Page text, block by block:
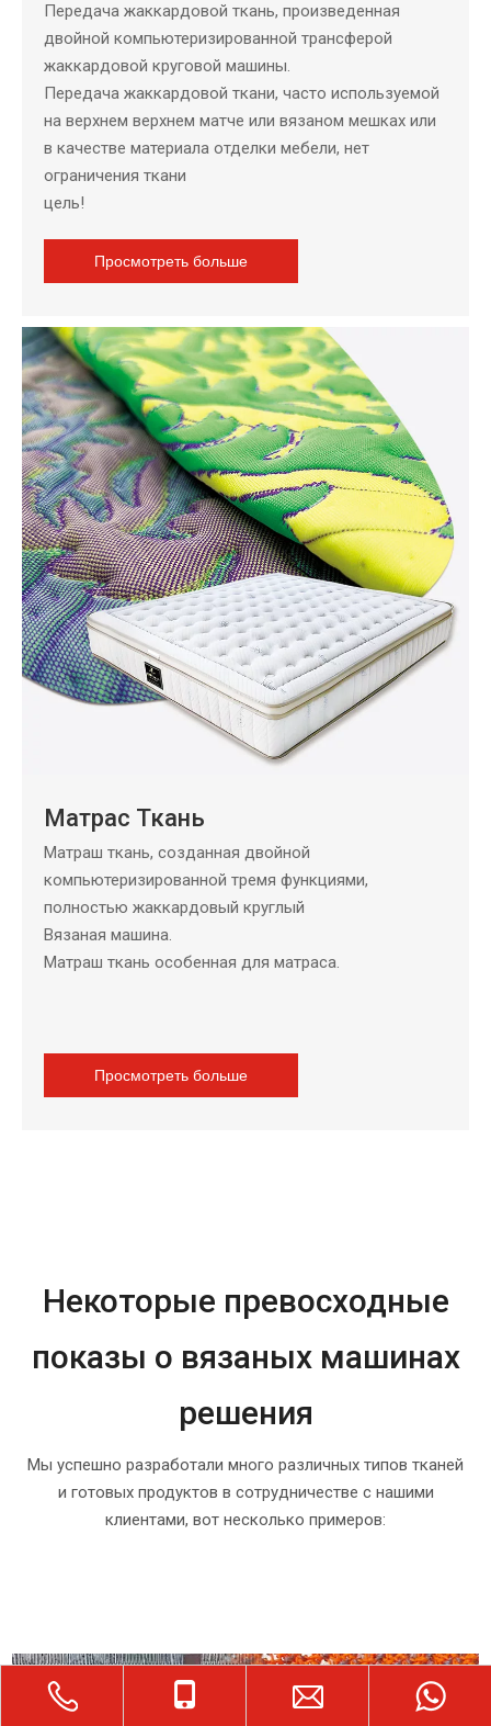
Передача жаккардовой ткань, произведенная
двойной компьютеризированной трансферой
жаккардовой круговой машины.
Передача жаккардовой ткани, часто используемой
на верхнем верхнем матче или вязаном мешках или
в качестве материала отделки мебели, нет
ограничения ткани
цель!
Просмотреть больше
Матрас Ткань
Матраш ткань, созданная двойной
компьютеризированной тремя функциями,
полностью жаккардовый круглый
Вязаная машина.
Матраш ткань особенная для матраса.
Просмотреть больше
Некоторые превосходные
показы о вязаных машинах
решения
Мы успешно разработали много различных типов тканей
и готовых продуктов в сотрудничестве с нашими
клиентами, вот несколько примеров: